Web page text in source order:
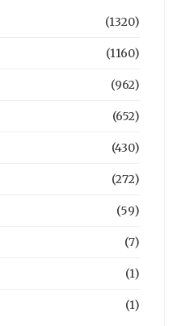
(1320)
(1160)
(962)
(652)
(430)
(272)
(59)
(7)
(1)
(1)